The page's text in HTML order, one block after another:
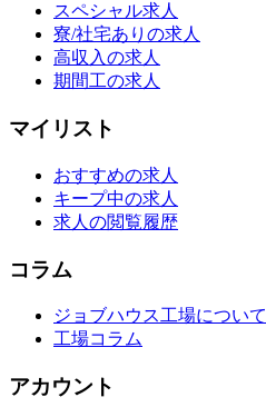
スペシャル求人
寮/社宅ありの求人
高収入の求人
期間工の求人
マイリスト
おすすめの求人
キープ中の求人
求人の閲覧履歴
コラム
ジョブハウス工場について
工場コラム
アカウント